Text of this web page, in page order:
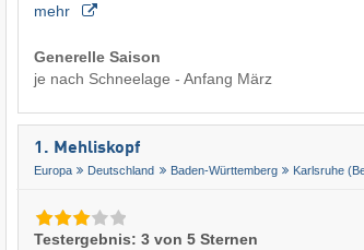
mehr
Generelle Saison
je nach Schneelage - Anfang März
1. Mehliskopf
Europa Deutschland Baden-Württemberg Karlsruhe
Testergebnis: 3 von 5 Sternen